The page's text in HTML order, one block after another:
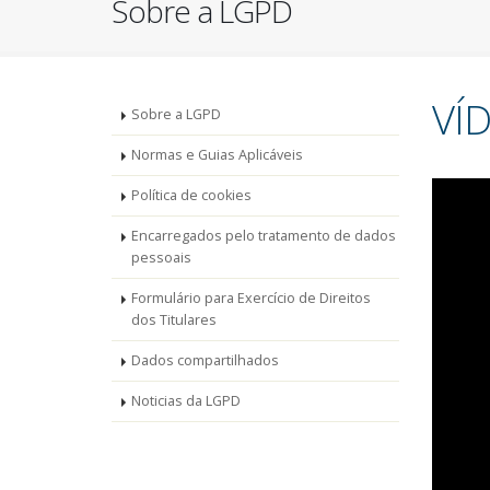
Sobre a LGPD
Menu
-
LGPD
Sobre a LGPD
Normas e Guias Aplicáveis
Política de cookies
Encarregados pelo tratamento de dados
pessoais
Formulário para Exercício de Direitos
dos Titulares
Dados compartilhados
Noticias da LGPD